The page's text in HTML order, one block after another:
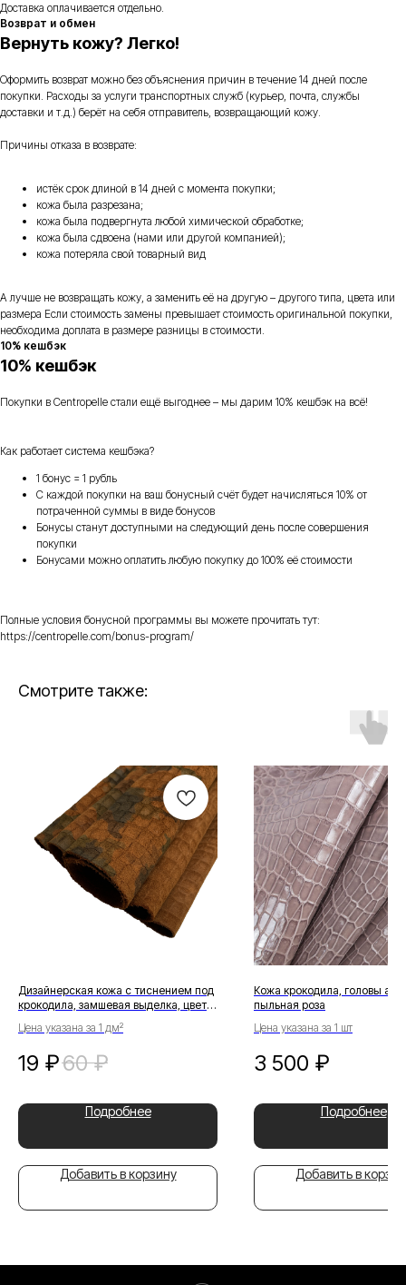
Доставка оплачивается отдельно.
Возврат и обмен
Вернуть кожу? Легко!
Оформить возврат можно без объяснения причин в течение 14 дней после
покупки. Расходы за услуги транспортных служб (курьер, почта, службы
доставки и т.д.) берёт на себя отправитель, возвращающий кожу.
Причины отказа в возврате:
истёк срок длиной в 14 дней с момента покупки;
кожа была разрезана;
кожа была подвергнута любой химической обработке;
кожа была сдвоена (нами или другой компанией);
кожа потеряла свой товарный вид
А лучше не возвращать кожу, а заменить её на другую – другого типа, цвета или
размера Если стоимость замены превышает стоимость оригинальной покупки,
необходима доплата в размере разницы в стоимости.
10% кешбэк
10% кешбэк
Покупки в Centropelle стали ещё выгоднее – мы дарим 10% кешбэк на всё!
Как работает система кешбэка?
1 бонус = 1 рубль
С каждой покупки на ваш бонусный счёт будет начисляться 10% от
потраченной суммы в виде бонусов
Бонусы станут доступными на следующий день после совершения
покупки
Бонусами можно оплатить любую покупку до 100% её стоимости
Полные условия бонусной программы вы можете прочитать тут:
https://centropelle.com/bonus-program/
Смотрите также:
Дизайнерская кожа с тиснением под
крокодила, замшевая выделка, цвет
Цена указана за 1 дм²
19 ₽60 ₽
Подробнее
Добавить в корзину
Кожа крокодила, головы
пыльная роза
Цена указана за 1 шт
3 500 ₽
Подробнее
Добавить в